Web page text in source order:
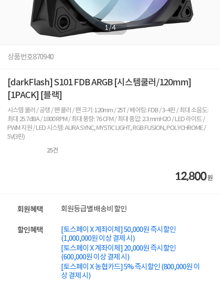
1/4
상품번호870940
[darkFlash] S101 FDB ARGB [시스템쿨러/120mm]
[1PACK] [블랙]
시스템 쿨러 / 공랭 / 팬 쿨러 / 팬 크기: 120mm / 25T / 베어링: FDB / 3-4핀 / 최대 소음도:
최대 25.7dBA / 1800 RPM / 최대 풍량: 76 CFM / 최대 풍압: 2.3 mmH2O / LED 라이트 /
PWM 지원 / LED 시스템: AURA SYNC, MYSTIC LIGHT, RGB FUSION, POLYCHROME /
5V(3핀)
25건
12,800원
회원혜택 회원등급별 배송비 할인
할인혜택
[토스페이 X 계좌이체] 50,000원 즉시할인
(1,000,000원 이상 결제 시)
[토스페이 X 계좌이체] 20,000원 즉시할인
(600,000원 이상 결제 시)
[토스페이 X 농협카드] 5% 즉시할인 (800,000원 이
상 결제 시)